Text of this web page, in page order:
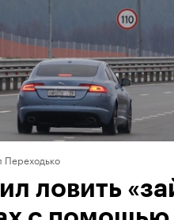
Переходько
ловить